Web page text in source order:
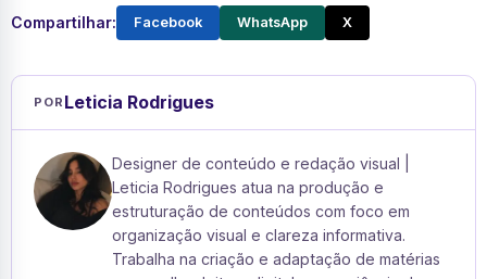
Compartilhar: Facebook WhatsApp X
POR Leticia Rodrigues
Designer de conteúdo e redação visual |
Leticia Rodrigues atua na produção e
estruturação de conteúdos com foco em
organização visual e clareza informativa.
Trabalha na criação e adaptação de matérias